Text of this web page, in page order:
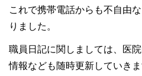
これで携帯電話からも不自由
りました。
職員日記に関しましては、医
情報なども随時更新していきま